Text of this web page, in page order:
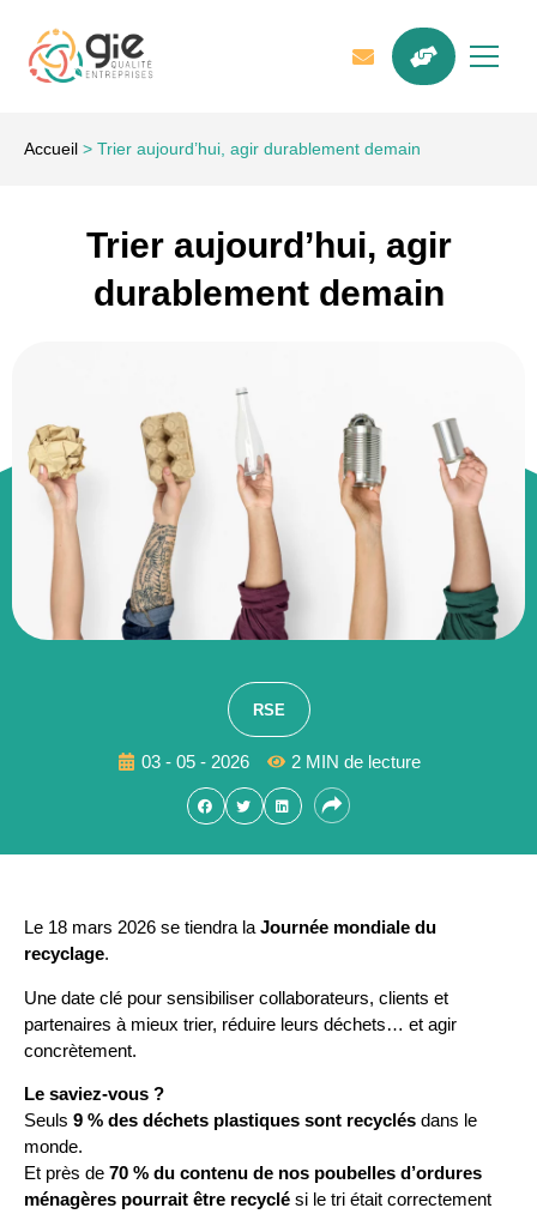
Accueil > Trier aujourd’hui, agir durablement demain
Trier aujourd’hui, agir
durablement demain
RSE
03 - 05 - 2026 2 MIN de lecture
Le 18 mars 2026 se tiendra laJournée mondiale du
recyclage.
Une date clé pour sensibiliser collaborateurs, clients et
partenaires à mieux trier, réduire leurs déchets… et agir
concrètement.
Le saviez-vous ?
Seuls 9 % des déchets plastiques sont recyclés dans le
monde.
Et près de 70 % du contenu de nos poubelles d’ordures
ménagères pourrait être recyclé si le tri était correctement